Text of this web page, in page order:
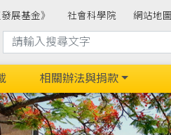
展基金》 社會科學院 網站地圖
相關辦法與捐款